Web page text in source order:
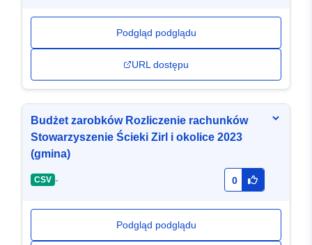
Podgląd podglądu
URL dostępu
Budżet zarobków Rozliczenie rachunków
Stowarzyszenie Ścieki Zirl i okolice 2023
(gmina)
CSV - 0
Podgląd podglądu